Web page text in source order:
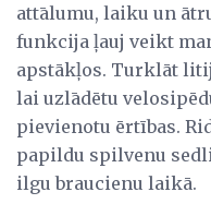
attālumu, laiku un
funkcija ļauj veikt
apstākļos. Turklāt
lai uzlādētu
pievienotu ērtības.
papildu spilvenu
ilgu braucienu laikā.